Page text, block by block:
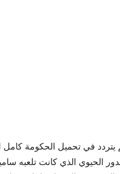
يتردد في تحميل الحكومة كامل
الحيوي الذي كانت تلعبه